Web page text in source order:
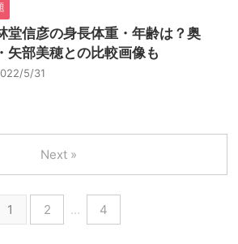
堂信彦の身長体重・年齢は？奥
矢部美穂との比較画像も
5/31
1 2 … 4
Next »